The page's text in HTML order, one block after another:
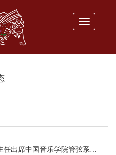
Toggle
中国音乐学院管弦系建系20周年活动